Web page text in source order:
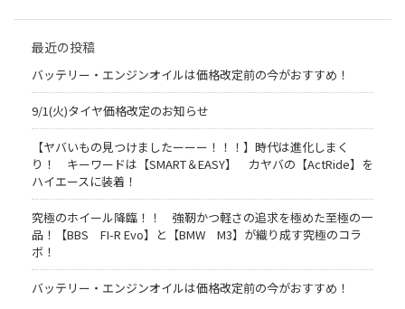
最近の投稿
バッテリー・エンジンオイルは価格改定前の今がおすすめ！
9/1(火)タイヤ価格改定のお知らせ
【ヤバいもの見つけましたーーー！！！】時代は進化しまく
り！ キーワードは【SMART＆EASY】 カヤバの【ActRide】を
ハイエースに装着！
究極のホイール降臨！！ 強靭かつ軽さの追求を極めた至極の一
品！【BBS FI-R Evo】と【BMW M3】が織り成す究極のコラ
ボ！
バッテリー・エンジンオイルは価格改定前の今がおすすめ！